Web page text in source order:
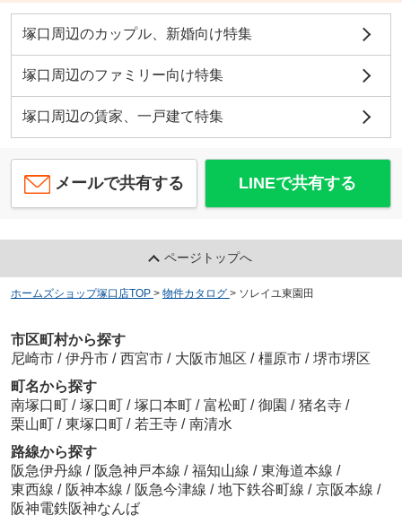
塚口周辺のカップル、新婚向け特集
塚口周辺のファミリー向け特集
塚口周辺の賃家、一戸建て特集
メールで共有する LINEで共有する
ページトップへ
ホームズショップ塚口店TOP > 物件カタログ > ソレイユ東園田
市区町村から探す
尼崎市 / 伊丹市 / 西宮市 / 大阪市旭区 / 橿原市 / 堺市堺区
町名から探す
南塚口町 / 塚口町 / 塚口本町 / 富松町 / 御園 / 猪名寺 /
栗山町 / 東塚口町 / 若王寺 / 南清水
路線から探す
阪急伊丹線 / 阪急神戸本線 / 福知山線 / 東海道本線 /
東西線 / 阪神本線 / 阪急今津線 / 地下鉄谷町線 / 京阪本線 /
阪神電鉄阪神なんば